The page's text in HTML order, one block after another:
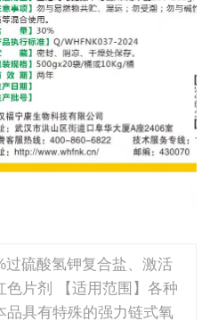
硫酸氢钾复合盐、激活
片剂 【适用范围】各种
品具有特殊的强力链式氧